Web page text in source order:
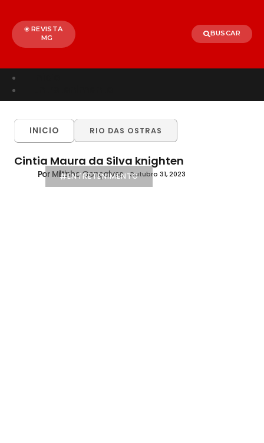
REVISTA
MG
BUSCAR
ALÉM PARAÍBA
BRASIL
ENTRETENIMENTO
INICIO RIO DAS OSTRAS
Cintia Maura da Silva knighten
Por Miltinho Gonçalves Outubro 31, 2023